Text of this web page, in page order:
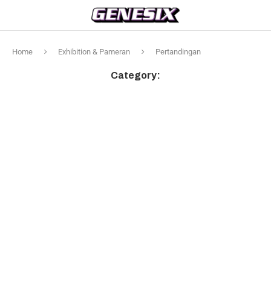
Home Exhibition & Pameran Pertandingan
Category: